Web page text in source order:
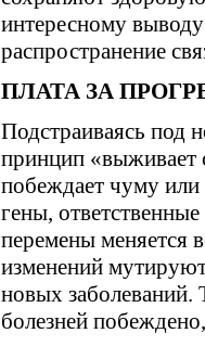
интересному
распространение
ПЛАТА ЗА
Подстраиваясь под
принцип «выживает
побеждает чуму или
гены,
перемены меняется
изменений
новых заболеваний.
болезней